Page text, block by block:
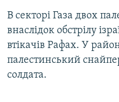
ДОЛУЧАЙСЯ!
В секторі Газа двох
внаслідок обстрілу
втікачів Рафах. У
палестинський
солдата.